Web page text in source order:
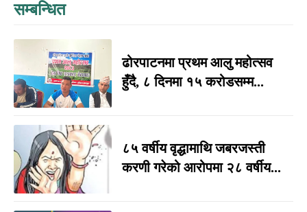
सम्बन्धित
ढोरपाटनमा प्रथम आलु महोत्सव
हुँदै, ८ दिनमा १५ करोडसम्म...
८५ वर्षीय वृद्धामाथि जबरजस्ती
करणी गरेको आरोपमा २८ वर्षीय...